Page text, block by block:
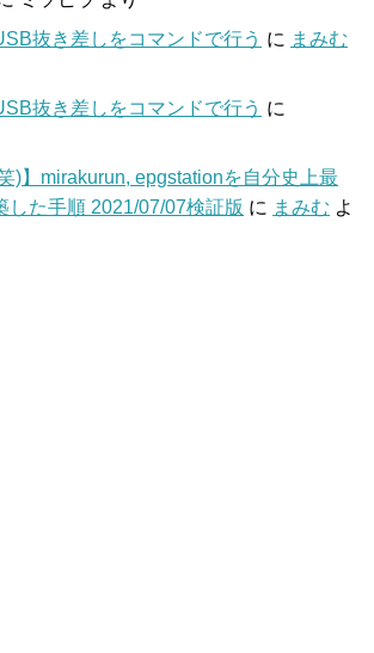
抜き差しをコマンドで行う に まみむ
抜き差しをコマンドで行う に
)】mirakurun, epgstationを自分史上最
した手順 2021/07/07検証版 に まみむ よ